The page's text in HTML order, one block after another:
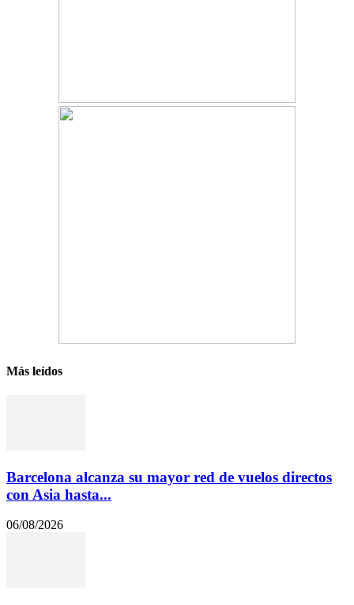
Más leídos
Barcelona alcanza su mayor red de vuelos directos
con Asia hasta...
06/08/2026